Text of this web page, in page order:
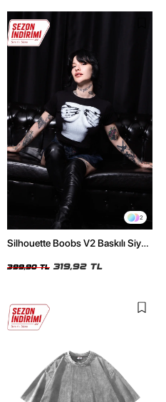
2
Silhouette Boobs V2 Baskılı Siyah
399,90 TL 319,92 TL